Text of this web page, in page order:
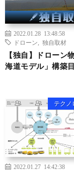
2022.01.28 13:48:58
ドローン
独自取材
【独自】ドローン
海道モデル」構築
テクノ
2022.01.27 14:42:38